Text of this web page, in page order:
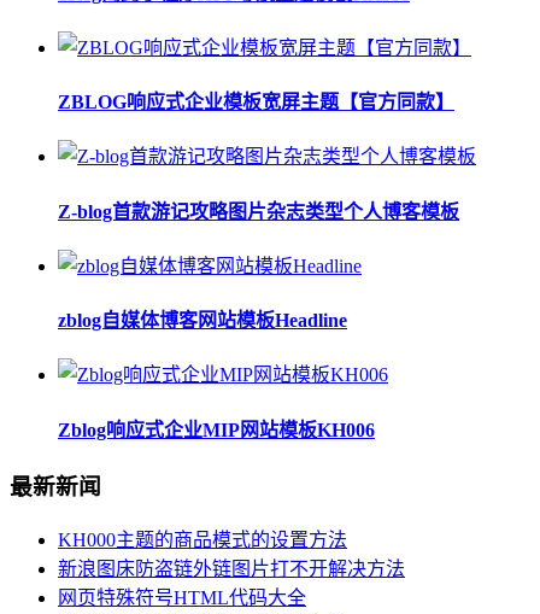
ZBLOG响应式企业模板宽屏主题【官方同款】
Z-blog首款游记攻略图片杂志类型个人博客模板
zblog自媒体博客网站模板Headline
Zblog响应式企业MIP网站模板KH006
最新新闻
KH000主题的商品模式的设置方法
新浪图床防盗链外链图片打不开解决方法
网页特殊符号HTML代码大全